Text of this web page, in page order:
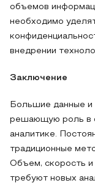
объемов
необходимо
внедрении
Заключение
Большие данные и
решающую роль в
аналитике.
традиционные
Объем, скорость
требуют новых